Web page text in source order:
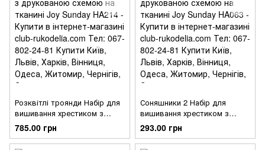
Розквітлі троянди Набір для
вишивання хрестиком з
друкованою схемою на
тканині Joy Sunday HA214
785.00 грн
Соняшники 2 Набір для
вишивання хрестиком з
друкованою схемою на
тканині Joy Sunday HA063
293.00 грн